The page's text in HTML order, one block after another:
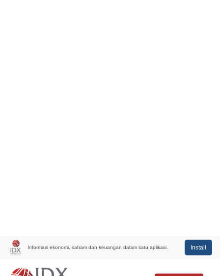
Informasi ekonomi, saham dan keuangan dalam satu aplikasi. Install